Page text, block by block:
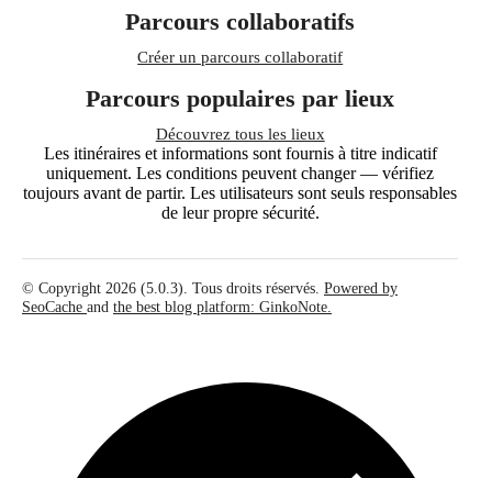
Parcours collaboratifs
Créer un parcours collaboratif
Parcours populaires par lieux
Découvrez tous les lieux
Les itinéraires et informations sont fournis à titre indicatif
uniquement. Les conditions peuvent changer — vérifiez
toujours avant de partir. Les utilisateurs sont seuls responsables
de leur propre sécurité.
© Copyright 2026 (5.0.3). Tous droits réservés. Powered by
SeoCache and the best blog platform: GinkoNote.